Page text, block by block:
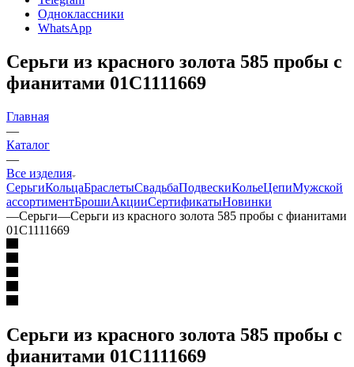
Одноклассники
WhatsApp
Серьги из красного золота 585 пробы с
фианитами 01С1111669
Главная
—
Каталог
—
Все изделия
СерьгиКольцаБраслетыСвадьбаПодвескиКольеЦепиМужской
ассортиментБрошиАкцииСертификатыНовинки
—Серьги—Серьги из красного золота 585 пробы с фианитами
01С1111669
Серьги из красного золота 585 пробы с
фианитами 01С1111669